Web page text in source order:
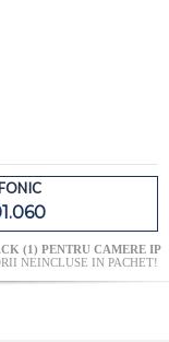
(1) PENTRU CAMERE IP
NEINCLUSE IN PACHET!